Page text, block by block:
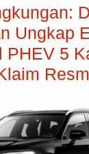
Ungkap
PHEV 5